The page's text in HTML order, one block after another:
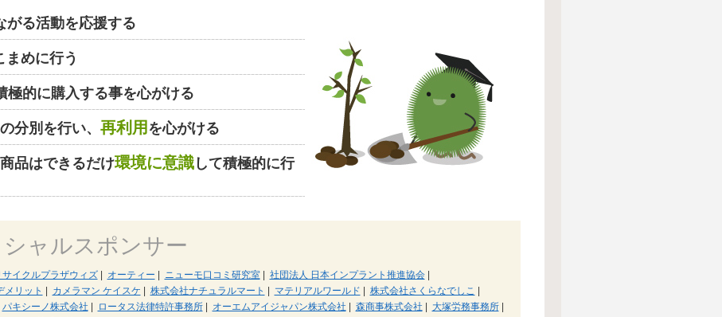
がる活動を応援する
まめに行う
極的に購入する事を心がける
分別を行い、 再利用 を心がける
品はできるだけ環境に意識して積極的に行
ャルスポンサー
サイクルプラザウィズ| オーティー ニューモ口コミ研究室| 社団法人 日本インプラント推進協会|
メリット カメラマン ケイスケ 株式会社ナチュラルマート マテリアルワールド 株式会社さくらなでしこ
パキシーノ株式会社 ロータス法律特許事務所| オーエムアイジャパン株式会社 森商事株式会社 大塚労務事務所|